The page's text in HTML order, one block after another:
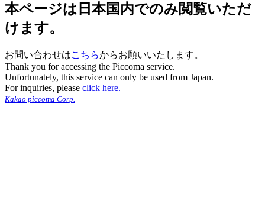
本ページは日本国内でのみ閲覧いただ
けます。
お問い合わせはこちらからお願いいたします。
Thank you for accessing the Piccoma service.
Unfortunately, this service can only be used from Japan.
For inquiries, please click here.
Kakao piccoma Corp.